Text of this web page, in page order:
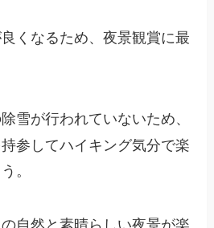
くなるため、夜景観賞に最
雪が行われていないため、
参してハイキング気分で楽
。
自然と素晴らしい夜景が楽